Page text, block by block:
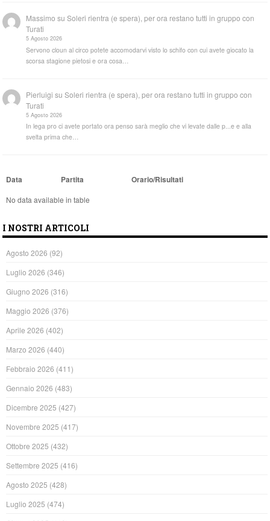
Massimo suSoleri rientra (e spera), per ora restano tutti in gruppo con
Turati
5 Agosto 2026
Servono cloun al circo potete accomodarvi visto lo schifo con cui avete giocato la
scorsa stagione pietosi e ora cosa…
Pierluigi suSoleri rientra (e spera), per ora restano tutti in gruppo con
Turati
5 Agosto 2026
In lega pro ci avete portato ora penso sarà meglio che vi levate dalle p...e e alla
svelta prima che…
Data Partita Orario/Risultati
No data available in table
I NOSTRI ARTICOLI
Agosto 2026 (92)
Luglio 2026 (346)
Giugno 2026 (316)
Maggio 2026 (376)
Aprile 2026 (402)
Marzo 2026 (440)
Febbraio 2026 (411)
Gennaio 2026 (483)
Dicembre 2025 (427)
Novembre 2025 (417)
Ottobre 2025 (432)
Settembre 2025 (416)
Agosto 2025 (428)
Luglio 2025 (474)